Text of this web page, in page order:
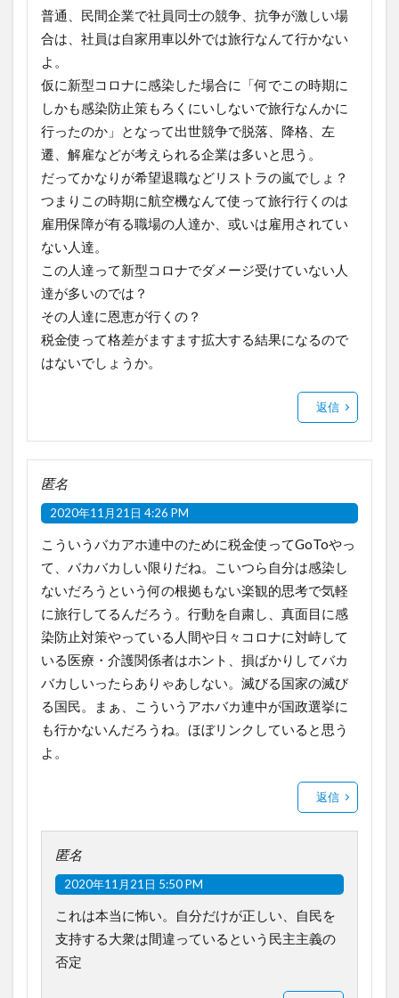
普通、民間企業で社員同士の競争、抗争が激しい場
合は、社員は自家用車以外では旅行なんて行かない
よ。
仮に新型コロナに感染した場合に「何でこの時期に
しかも感染防止策もろくにいしないで旅行なんかに
行ったのか」となって出世競争で脱落、降格、左
遷、解雇などが考えられる企業は多いと思う。
だってかなりが希望退職などリストラの嵐でしょ？
つまりこの時期に航空機なんて使って旅行行くのは
雇用保障が有る職場の人達か、或いは雇用されてい
ない人達。
この人達って新型コロナでダメージ受けていない人
達が多いのでは？
その人達に恩恵が行くの？
税金使って格差がますます拡大する結果になるので
はないでしょうか。
返信
匿名
2020年11月21日 4:26 PM
こういうバカアホ連中のために税金使ってGoToやっ
て、バカバカしい限りだね。こいつら自分は感染し
ないだろうという何の根拠もない楽観的思考で気軽
に旅行してるんだろう。行動を自粛し、真面目に感
染防止対策やっている人間や日々コロナに対峙して
いる医療・介護関係者はホント、損ばかりしてバカ
バカしいったらありゃあしない。滅びる国家の滅び
る国民。まぁ、こういうアホバカ連中が国政選挙に
も行かないんだろうね。ほぼリンクしていると思う
よ。
返信
匿名
2020年11月21日 5:50 PM
これは本当に怖い。自分だけが正しい、自民を
支持する大衆は間違っているという民主主義の
否定